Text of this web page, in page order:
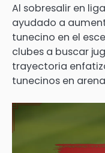
Al sobresalir en
ayudado a
tunecino en el
clubes a buscar
trayectoria
tunecinos en